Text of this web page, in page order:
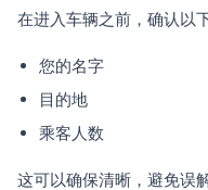
在进入车辆之前，确认以
您的名字
目的地
乘客人数
这可以确保清晰，避免